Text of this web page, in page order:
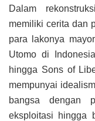
Dalam
memiliki cerita dan
para lakonya
Utomo di
hingga Sons of
mempunyai
bangsa dengan
eksploitasi hingga